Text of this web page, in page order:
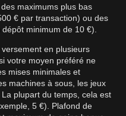
maximums plus bas
€ par transaction) ou des
minimum de 10 €).
en plusieurs
votre moyen préféré ne
mises minimales et
machines à sous, les jeux
plupart du temps, cela est
5 €). Plafond de